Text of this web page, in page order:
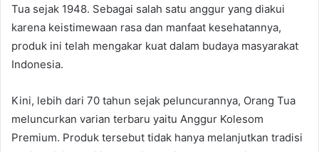
Tua sejak 1948. Sebagai salah satu anggur yang diakui
karena keistimewaan rasa dan manfaat kesehatannya,
produk ini telah mengakar kuat dalam budaya masyarakat
Indonesia.
Kini, lebih dari 70 tahun sejak peluncurannya, Orang Tua
meluncurkan varian terbaru yaitu Anggur Kolesom
Premium. Produk tersebut tidak hanya melanjutkan tradisi